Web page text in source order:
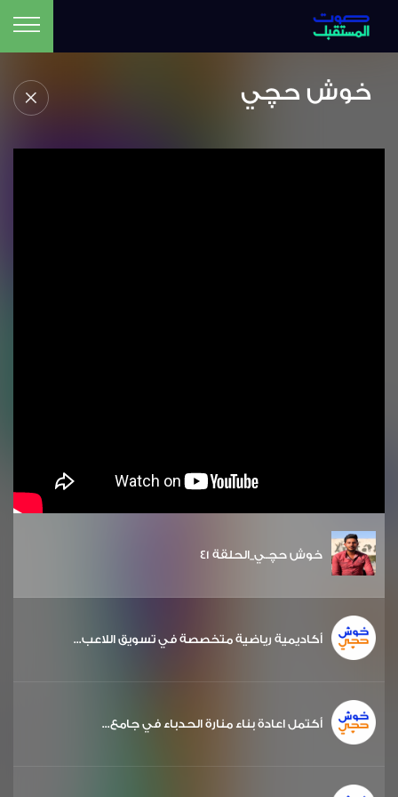
خوش حچي
خوش حچـي_الحلقة 41
أكاديمية رياضية متخصصة في تسويق اللاعب...
أكتمل اعادة بناء منارة الحدباء في جامع...